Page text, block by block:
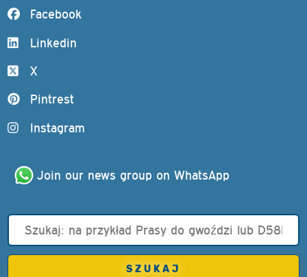
Facebook
Linkedin
X
Pintrest
Instagram
Join our news group on WhatsApp